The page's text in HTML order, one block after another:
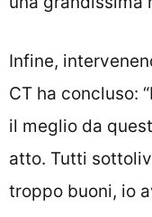
Infine,
CT ha concluso:
il meglio da
atto. Tutti
troppo buoni, io